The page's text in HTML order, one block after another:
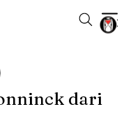
dari